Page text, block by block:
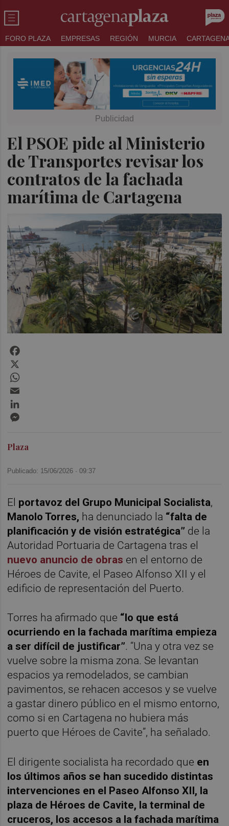
FORO PLAZA EMPRESAS REGIÓN MURCIA
El PSOE pide al Ministerio
de Transportes revisar los
contratos de la fachada
marítima de Cartagena
Plaza
Publicado: 15/06/2026 ·09:37
El portavoz del Grupo Municipal Socialista,
Manolo Torres, ha denunciado la “falta de
planificación y de visión estratégica” de la
Autoridad Portuaria de Cartagena tras el
nuevo anuncio de obras en el entorno de
Héroes de Cavite, el Paseo Alfonso XII y el
edificio de representación del Puerto.
Torres ha afirmado que “lo que está
ocurriendo en la fachada marítima empieza
a ser difícil de justificar”. “Una y otra vez se
vuelve sobre la misma zona. Se levantan
espacios ya remodelados, se cambian
pavimentos, se rehacen accesos y se vuelve
a gastar dinero público en el mismo entorno,
como si en Cartagena no hubiera más
puerto que Héroes de Cavite”, ha señalado.
El dirigente socialista ha recordado que en
los últimos años se han sucedido distintas
intervenciones en el Paseo Alfonso XII, la
plaza de Héroes de Cavite, la terminal de
cruceros, los accesos a la fachada marítima